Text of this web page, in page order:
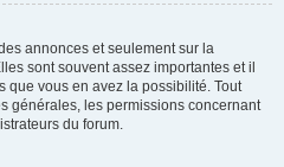
annonces et seulement sur la
sont souvent assez importantes et il
que vous en avez la possibilité. Tout
générales, les permissions concernant
du forum.